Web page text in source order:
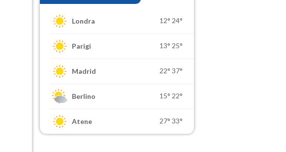
Londra 12° 24°
Parigi 13° 25°
Madrid 22° 37°
Berlino 15° 22°
Atene 27° 33°